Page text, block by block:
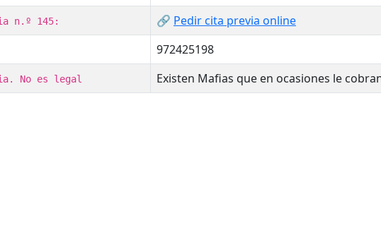
n.º 145: 🔗 Pedir cita previa online
972425198
No es legal Existen Mafias que en ocasiones le